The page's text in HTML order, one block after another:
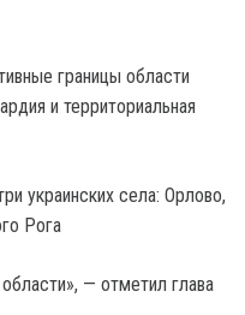
границы области
и территориальная
украинских села: Орлово,
Рога
— отметил глава